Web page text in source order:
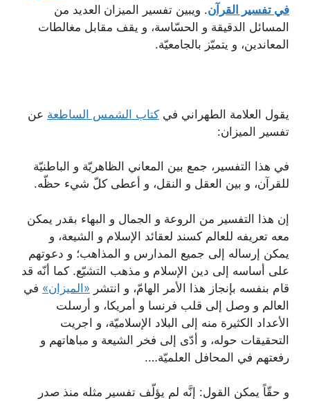
في تفسير القرآن. ويبين تفسير الميزان العديد من
المسائل الدقيقة و الحسّاسة، و يقف مقابل مغالطات
المعاندين، و يتميّز بالجامعيّة.
يقول العلامة الطهراني في كتاب الشمس الساطعة عن
تفسير الميزان:
في هذا التفسير، جمع بين المعاني الظاهريّة و الباطنيّة
للقرآن، و بين العقل و النقل، و أعطى كلّ شيء حظّه.
إن هذا التفسير من الروعة و الجمال و البهاء بقدر يمكن
معه تعريفه للعالم كسند لعقائد الإسلام و الشيعة، و
يمكن إرساله إلى جميع المدارس و المذاهب؛ و دعوتهم
على أساسه إلى دين الإسلام و مذهب التشيّع. كما أنّه قد
قام بنفسه بإنجاز هذا الأمر الهامّ، و انتشر «الميزان» في
العالم و وصل إلى قلب فرنسا و أمريكا، و أرسلت
الأعداد الكثيرة منه إلى البلاد الإسلاميّة، و اجريت
التحقيقات حوله، و أدّى إلى فخر الشيعة و مباهاتهم و
رفعتهم في المحافل العلميّة….
و حقّاً يمكن القول: إنَّه لم يؤلّف تفسير مثله منذ صدر